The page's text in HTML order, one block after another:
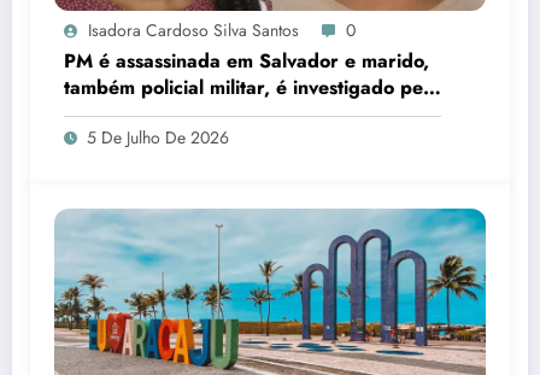
Isadora Cardoso Silva Santos 0
PM é assassinada em Salvador e marido,
também policial militar, é investigado pelo
crime
5 De Julho De 2026